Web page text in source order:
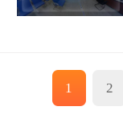
1 2